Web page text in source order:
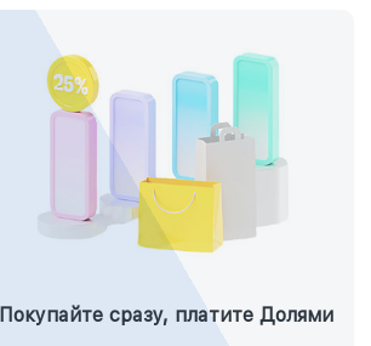
Покупайте сразу, платите Долями